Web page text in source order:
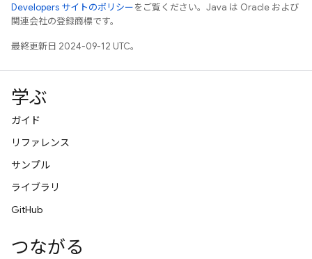
Developers サイトのポリシーをご覧ください。Java は Oracle および
関連会社の登録商標です。
最終更新日 2024-09-12 UTC。
学ぶ
ガイド
リファレンス
サンプル
ライブラリ
GitHub
つながる